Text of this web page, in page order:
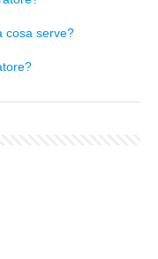
cosa serve?